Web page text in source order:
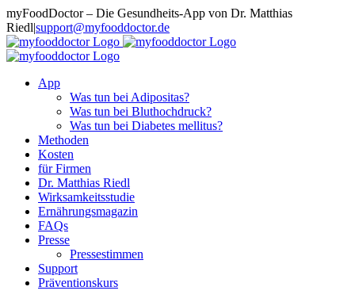
Zum
Inhalt
springen
myFoodDoctor – Die Gesundheits-App von Dr. Matthias
Riedl|support@myfooddoctor.de
E-
Mail
Facebook
Instagram
LinkedIn
App
Was tun bei Adipositas?
Was tun bei Bluthochdruck?
Was tun bei Diabetes mellitus?
Methoden
Kosten
für Firmen
Dr. Matthias Riedl
Wirksamkeitsstudie
Ernährungsmagazin
FAQs
Presse
Pressestimmen
Support
Präventionskurs